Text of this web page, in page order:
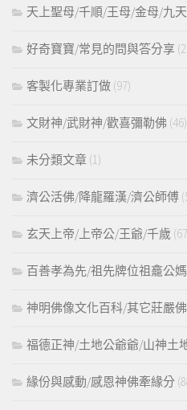
天上聖母/千順/王母/金母/九天
好奇寶寶/常見的問與答分享
客製化專業訂做 (97)
文財神/武財神/歡喜彌勒佛 (46)
未分類文章 (1)
濟公活佛/降龍羅漢/濟公師傅
玄天上帝/上帝公/王爺/千歲
百善孝為先/祖先牌位祖龕公
神明佛像文化百科/其它莊嚴
福德正神/土地公爺爺/山神土
緣份與感動/感恩神佛牽緣分